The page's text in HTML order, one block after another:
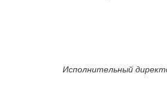
Исполнительный